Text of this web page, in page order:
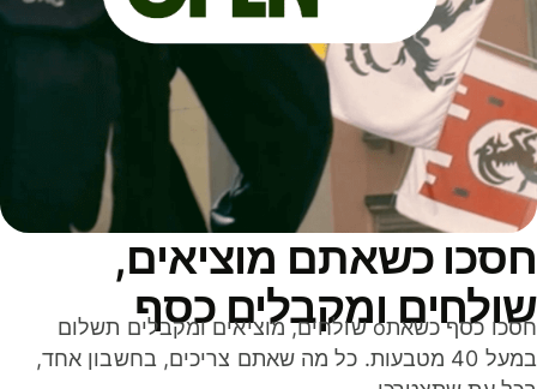
כשאתם מוציאים,
ומקבלים כסף
חסכו כסף כשאתo שולחים, מוציאים ומקבלים תשלום
במעל 40 מטבעות. כל מה שאתם צריכים, בחשבון אחד,